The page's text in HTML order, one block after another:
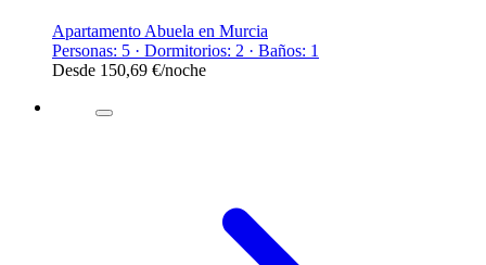
Apartamento Abuela en Murcia
Personas: 5 · Dormitorios: 2 · Baños: 1
Desde 150,69 €/noche